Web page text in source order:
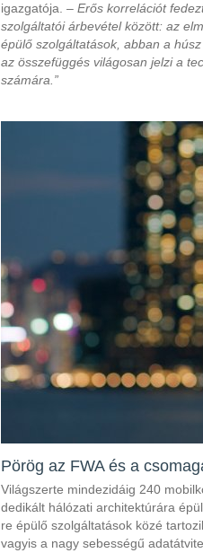
igazgatója. – Erős korrelációt
szolgáltatói árbevétel között: az
épülő szolgáltatások, abban a
az összefüggés világosan jelzi a
számára.”
Pörög az FWA és a
Világszerte mindezidáig 240
dedikált hálózati architektúrára
re épülő szolgáltatások közé
vagyis a nagy sebességű